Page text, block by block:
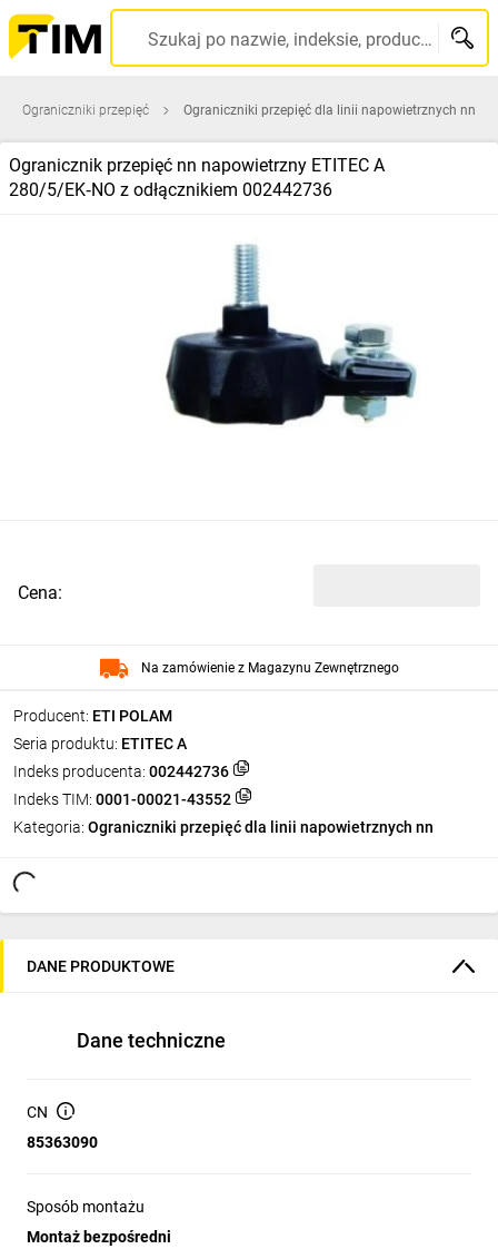
Szukaj po nazwie, indeksie, producencie, kodzie kreskowym...
Ograniczniki przepięć Ograniczniki przepięć dla linii napowietrznych nn
Ogranicznik przepięć nn napowietrzny ETITEC A
280/5/EK‑NO z odłącznikiem 002442736
Producent: ETI POLAM
Seria produktu: ETITEC A
Indeks producenta: 002442736
Indeks TIM: 0001-00021-43552
Kategoria: Ograniczniki przepięć dla linii napowietrznych nn
Cena:
Na zamówienie z Magazynu Zewnętrznego
DANE PRODUKTOWE
Dane techniczne
CN
85363090
Sposób montażu
Montaż bezpośredni